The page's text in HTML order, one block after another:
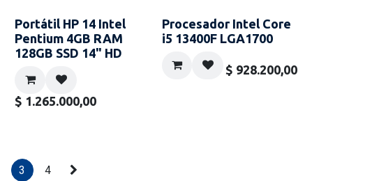
Portátil HP 14 Intel
Pentium 4GB RAM
128GB SSD 14" HD
$ 1.265.000,00
Procesador Intel Core
i5 13400F LGA1700
$ 928.200,00
3 4